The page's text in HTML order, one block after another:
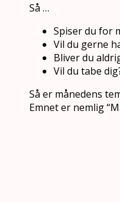
Så …
Spiser du for
Vil du gerne
Bliver du
Vil du tabe
Så er månedens
Emnet er nemlig